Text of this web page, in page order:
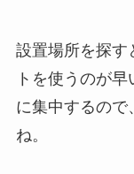
設置場所を探す
トを使うのが
に集中するので
ね。